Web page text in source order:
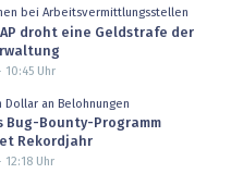
bei Arbeitsvermittlungsstellen
droht eine Geldstrafe der
10:45Uhr
an Belohnungen
Bug-Bounty-Programm
Rekordjahr
12:18Uhr